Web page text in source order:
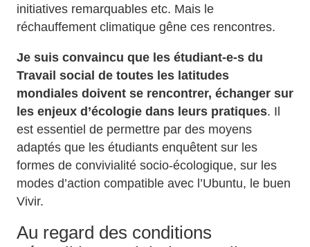
initiatives remarquables etc. Mais le
réchauffement climatique gêne ces rencontres.
Je suis convaincu que les étudiant-e-s du
Travail social de toutes les latitudes
mondiales doivent se rencontrer, échanger sur
les enjeux d’écologie dans leurs pratiques. Il
est essentiel de permettre par des moyens
adaptés que les étudiants enquêtent sur les
formes de convivialité socio-écologique, sur les
modes d’action compatible avec l’Ubuntu, le buen
Vivir.
Au regard des conditions